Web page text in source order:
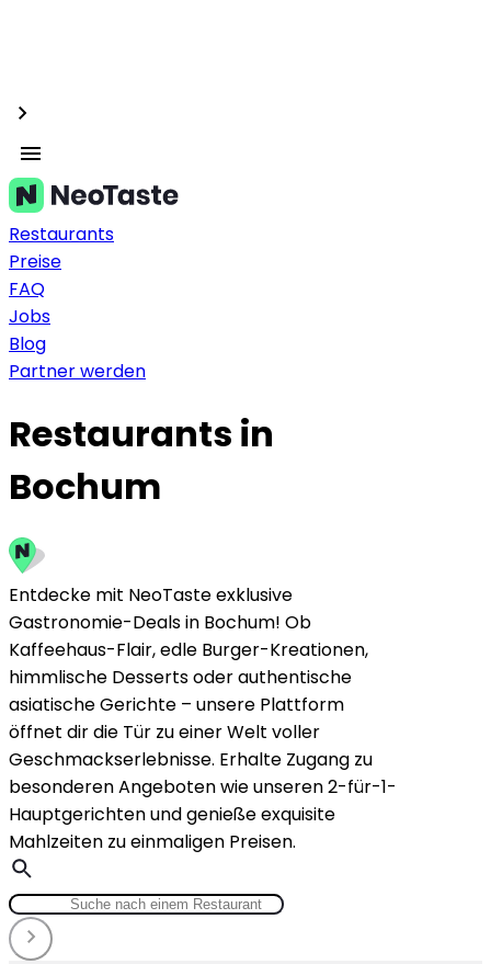
Restaurants
Preise
FAQ
Jobs
Blog
Partner werden
Restaurants in
Bochum
Entdecke mit NeoTaste exklusive
Gastronomie-Deals in Bochum! Ob
Kaffeehaus-Flair, edle Burger-Kreationen,
himmlische Desserts oder authentische
asiatische Gerichte – unsere Plattform
öffnet dir die Tür zu einer Welt voller
Geschmackserlebnisse. Erhalte Zugang zu
besonderen Angeboten wie unseren 2-für-1-
Hauptgerichten und genieße exquisite
Mahlzeiten zu einmaligen Preisen.